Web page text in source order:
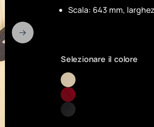
Scala: 643 mm,
Selezionare il colore